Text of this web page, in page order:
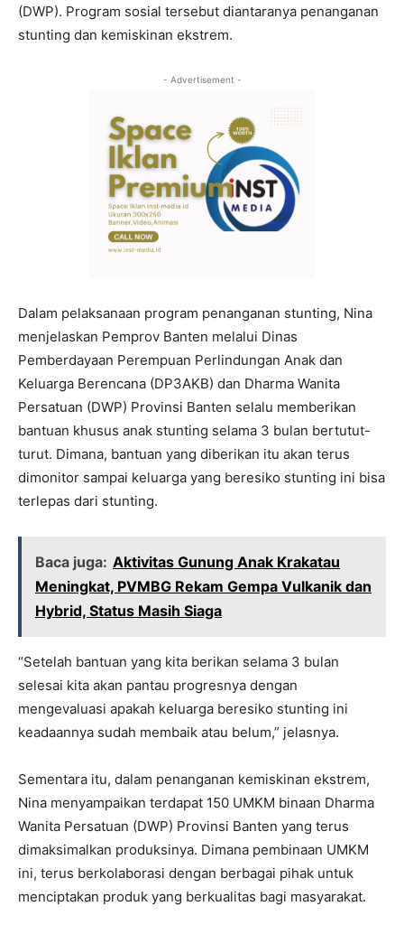
(DWP). Program sosial tersebut diantaranya penanganan
stunting dan kemiskinan ekstrem.
- Advertisement -
Dalam pelaksanaan program penanganan stunting, Nina
menjelaskan Pemprov Banten melalui Dinas
Pemberdayaan Perempuan Perlindungan Anak dan
Keluarga Berencana (DP3AKB) dan Dharma Wanita
Persatuan (DWP) Provinsi Banten selalu memberikan
bantuan khusus anak stunting selama 3 bulan bertutut-
turut. Dimana, bantuan yang diberikan itu akan terus
dimonitor sampai keluarga yang beresiko stunting ini bisa
terlepas dari stunting.
Baca juga: Aktivitas Gunung Anak Krakatau
Meningkat, PVMBG Rekam Gempa Vulkanik dan
Hybrid, Status Masih Siaga
“Setelah bantuan yang kita berikan selama 3 bulan
selesai kita akan pantau progresnya dengan
mengevaluasi apakah keluarga beresiko stunting ini
keadaannya sudah membaik atau belum,” jelasnya.
Sementara itu, dalam penanganan kemiskinan ekstrem,
Nina menyampaikan terdapat 150 UMKM binaan Dharma
Wanita Persatuan (DWP) Provinsi Banten yang terus
dimaksimalkan produksinya. Dimana pembinaan UMKM
ini, terus berkolaborasi dengan berbagai pihak untuk
menciptakan produk yang berkualitas bagi masyarakat.